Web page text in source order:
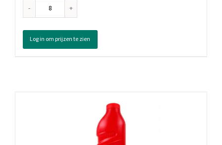
Ajax
Perzik
Bloesem
1000
Log in om prijzen te zien